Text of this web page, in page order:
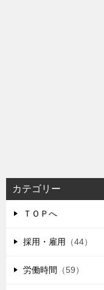
カテゴリー
ＴＯＰへ
採用・雇用 （44）
労働時間 （59）